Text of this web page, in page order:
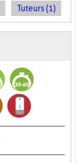
Tuteurs (1)